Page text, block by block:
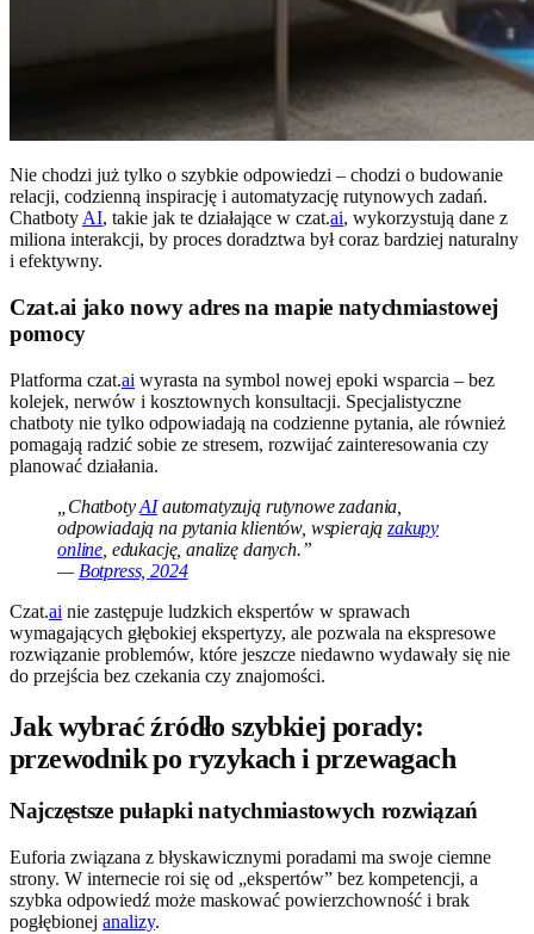
Nie chodzi już tylko o szybkie odpowiedzi – chodzi o budowanie
relacji, codzienną inspirację i automatyzację rutynowych zadań.
Chatboty AI, takie jak te działające w czat.ai, wykorzystują dane z
miliona interakcji, by proces doradztwa był coraz bardziej naturalny
i efektywny.
Czat.ai jako nowy adres na mapie natychmiastowej
pomocy
Platforma czat.ai wyrasta na symbol nowej epoki wsparcia – bez
kolejek, nerwów i kosztownych konsultacji. Specjalistyczne
chatboty nie tylko odpowiadają na codzienne pytania, ale również
pomagają radzić sobie ze stresem, rozwijać zainteresowania czy
planować działania.
„ChatbotyAIautomatyzują rutynowe zadania,
odpowiadają na pytania klientów, wspierajązakupy
online , edukację, analizę danych.”
— Botpress, 2024
Czat.ai nie zastępuje ludzkich ekspertów w sprawach
wymagających głębokiej ekspertyzy, ale pozwala na ekspresowe
rozwiązanie problemów, które jeszcze niedawno wydawały się nie
do przejścia bez czekania czy znajomości.
Jak wybrać źródło szybkiej porady:
przewodnik po ryzykach i przewagach
Najczęstsze pułapki natychmiastowych rozwiązań
Euforia związana z błyskawicznymi poradami ma swoje ciemne
strony. W internecie roi się od „ekspertów” bez kompetencji, a
szybka odpowiedź może maskować powierzchowność i brak
pogłębionej analizy.